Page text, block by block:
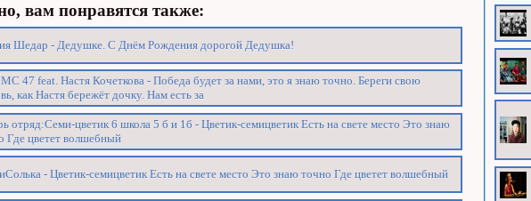
вам понравятся также:
Шедар - Дедушке. С Днём Рождения дорогой Дедушка!
47 feat. Настя Кочеткова - Победа будет за нами, это я знаю точно. Береги свою
как Настя бережёт дочку. Нам есть за
отряд:Семи-цветик 6 школа 5 б и 1б - Цветик-семицветик Есть на свете место Это знаю
Где цветет волшебный
- Цветик-семицветик Есть на свете место Это знаю точно Где цветет волшебный